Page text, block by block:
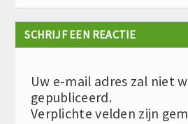
SCHRIJF EEN REACTIE
Uw e-mail adres zal niet
gepubliceerd.
Verplichte velden zijn